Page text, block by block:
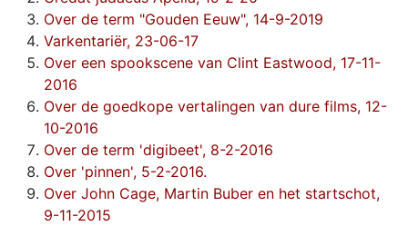
Over de term "Gouden Eeuw", 14-9-2019
Varkentariër, 23-06-17
Over een spookscene van Clint Eastwood, 17-11-
2016
Over de goedkope vertalingen van dure films, 12-
10-2016
Over de term 'digibeet', 8-2-2016
Over 'pinnen', 5-2-2016.
Over John Cage, Martin Buber en het startschot,
9-11-2015